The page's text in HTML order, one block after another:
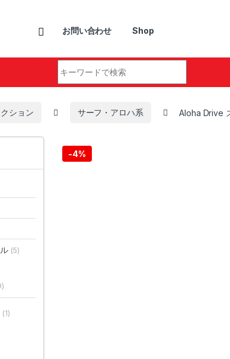
お問い合わせ Shop
ション サーフ・アロハ系 Aloha Drive
-4%
(5)
(1)